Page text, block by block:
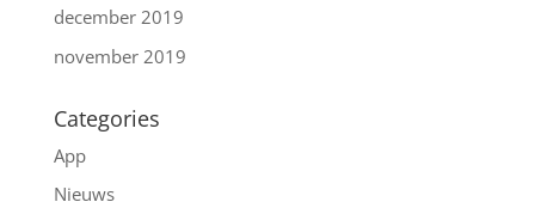
december 2019
november 2019
Categories
App
Nieuws